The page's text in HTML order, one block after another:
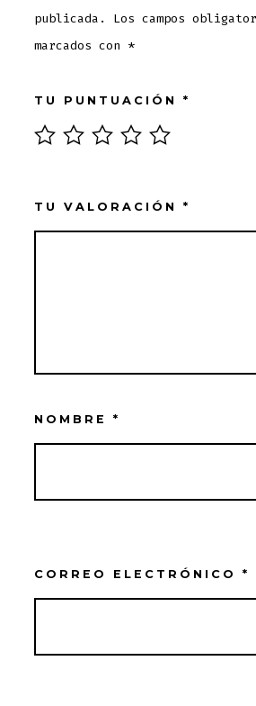
publicada.
Los campos
marcados con *
TU PUNTUACIÓN *
TU VALORACIÓN *
NOMBRE *
CORREO ELECTRÓNICO *